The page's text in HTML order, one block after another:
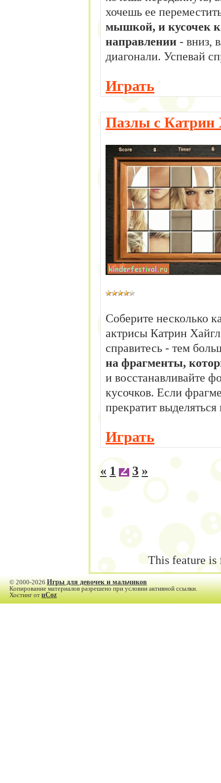
хочешь ее
мышкой, и кусочек
направлении - вниз,
диагонали. Успевай
Играть
Пазлы с Катрин
Соберите несколько
актрисы Катрин
справитесь - тем
на фрагменты,
и восстанавливайте
кусочков. Если
прекратит
Играть
« 1 2 3 »
This feature is
© 2000-2026Игры для девочек и мальчиков
Копирование материалов разрешено при условии активной ссылки.
Хостинг отuCoz